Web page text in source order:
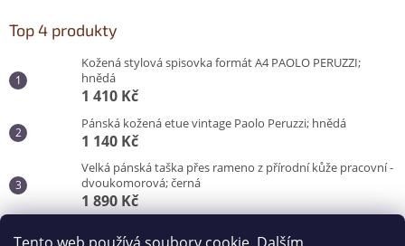
Top 4 produkty
Kožená stylová spisovka formát A4 PAOLO PERUZZI;
hnědá
1 410 Kč
Pánská kožená etue vintage Paolo Peruzzi; hnědá
1 140 Kč
Velká pánská taška přes rameno z přírodní kůže pracovní -
dvoukomorová; černá
1 890 Kč